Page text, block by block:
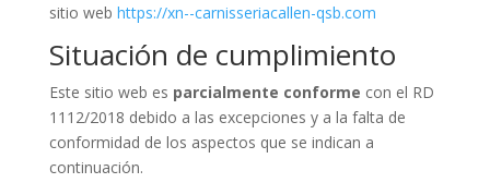
sitio web https://xn--carnisseriacallen-qsb.com
Situación de cumplimiento
Este sitio web es parcialmente conforme con el RD
1112/2018 debido a las excepciones y a la falta de
conformidad de los aspectos que se indican a
continuación.